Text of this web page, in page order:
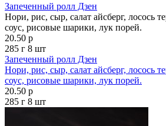
Запеченный ролл Дзен
Нори, рис, сыр, салат айсберг, лосось
соус, рисовые шарики, лук порей.
20.50 р
285 г 8 шт
Запеченный ролл Дзен
Нори, рис, сыр, салат айсберг, лосось
соус, рисовые шарики, лук порей.
20.50 р
285 г 8 шт